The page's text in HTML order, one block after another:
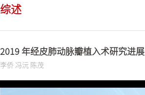
综述
2019 年经皮肺动脉瓣植入术研究进展
李侨 冯沅 陈茂